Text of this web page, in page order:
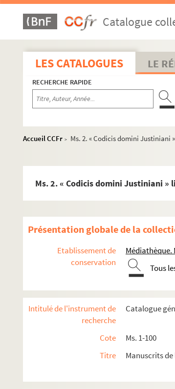
Catalogue
LES CATALOGUES LE
RECHERCHE RAPIDE
Accueil CCFr >
Ms. 2. « Codicis domini Justiniani
Ms. 2. « Codicis domini Justiniani »
Présentation globale de la
Etablissement de
conservation
Médiathèque.
Tous
Intitulé de l'instrument de
recherche
Catalogue
Cote
Ms. 1-100
Titre
Manuscrits